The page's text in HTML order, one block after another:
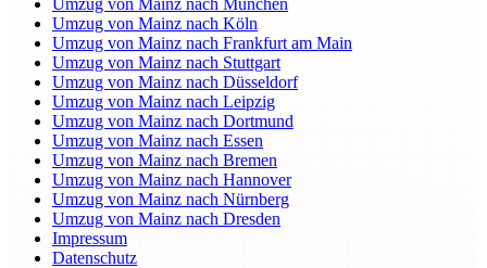
Umzug von Mainz nach München
Umzug von Mainz nach Köln
Umzug von Mainz nach Frankfurt am Main
Umzug von Mainz nach Stuttgart
Umzug von Mainz nach Düsseldorf
Umzug von Mainz nach Leipzig
Umzug von Mainz nach Dortmund
Umzug von Mainz nach Essen
Umzug von Mainz nach Bremen
Umzug von Mainz nach Hannover
Umzug von Mainz nach Nürnberg
Umzug von Mainz nach Dresden
Impressum
Datenschutz